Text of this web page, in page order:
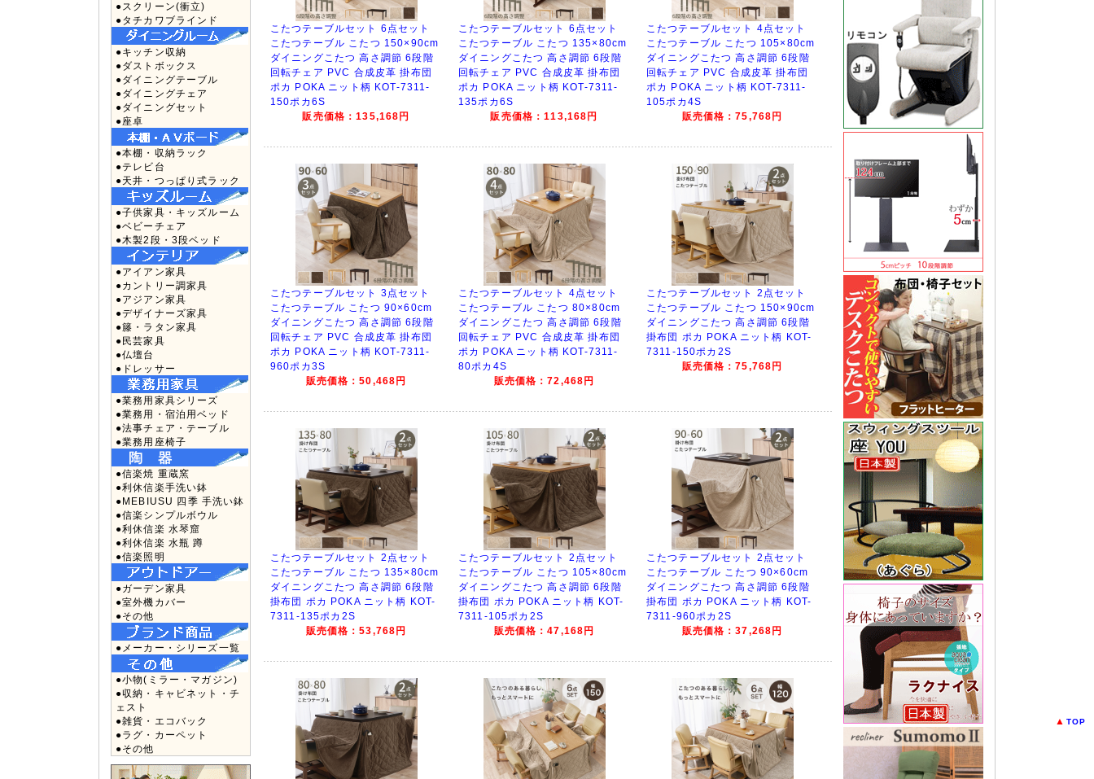
●スクリーン(衝立)
●タチカワブラインド
●キッチン収納
●ダストボックス
●ダイニングテーブル
●ダイニングチェア
●ダイニングセット
●座卓
●本棚・収納ラック
●テレビ台
●天井・つっぱり式ラック
●子供家具・キッズルーム
●ベビーチェア
●木製2段・3段ベッド
●アイアン家具
●カントリー調家具
●アジアン家具
●デザイナーズ家具
●籐・ラタン家具
●民芸家具
●仏壇台
●ドレッサー
●業務用家具シリーズ
●業務用・宿泊用ベッド
●法事チェア・テーブル
●業務用座椅子
●信楽焼 重蔵窯
●利休信楽手洗い鉢
●MEBIUSU 四季 手洗い鉢
●信楽シンプルボウル
●利休信楽 水琴窟
●利休信楽 水瓶 蹲
●信楽照明
●ガーデン家具
●室外機カバー
●その他
●メーカー・シリーズ一覧
●小物(ミラー・マガジン)
●収納・キャビネット・チ
ェスト
●雑貨・エコバック
●ラグ・カーペット
●その他
こたつテーブルセット 6点セット
こたつテーブル こたつ 150×90cm
ダイニングこたつ 高さ調節 6段階
回転チェア PVC 合成皮革 掛布団
ポカ POKA ニット柄 KOT-7311-
150ポカ6S
販売価格：135,168円
こたつテーブルセット 6点セット
こたつテーブル こたつ 135×80cm
ダイニングこたつ 高さ調節 6段階
回転チェア PVC 合成皮革 掛布団
ポカ POKA ニット柄 KOT-7311-
135ポカ6S
販売価格：113,168円
こたつテーブルセット 4点セット
こたつテーブル こたつ 105×80cm
ダイニングこたつ 高さ調節 6段階
回転チェア PVC 合成皮革 掛布団
ポカ POKA ニット柄 KOT-7311-
105ポカ4S
販売価格：75,768円
こたつテーブルセット 3点セット
こたつテーブル こたつ 90×60cm
ダイニングこたつ 高さ調節 6段階
回転チェア PVC 合成皮革 掛布団
ポカ POKA ニット柄 KOT-7311-
960ポカ3S
販売価格：50,468円
こたつテーブルセット 4点セット
こたつテーブル こたつ 80×80cm
ダイニングこたつ 高さ調節 6段階
回転チェア PVC 合成皮革 掛布団
ポカ POKA ニット柄 KOT-7311-
80ポカ4S
販売価格：72,468円
こたつテーブルセット 2点セット
こたつテーブル こたつ 150×90cm
ダイニングこたつ 高さ調節 6段階
掛布団 ポカ POKA ニット柄 KOT-
7311-150ポカ2S
販売価格：75,768円
こたつテーブルセット 2点セット
こたつテーブル こたつ 135×80cm
ダイニングこたつ 高さ調節 6段階
掛布団 ポカ POKA ニット柄 KOT-
7311-135ポカ2S
販売価格：53,768円
こたつテーブルセット 2点セット
こたつテーブル こたつ 105×80cm
ダイニングこたつ 高さ調節 6段階
掛布団 ポカ POKA ニット柄 KOT-
7311-105ポカ2S
販売価格：47,168円
こたつテーブルセット 2点セット
こたつテーブル こたつ 90×60cm
ダイニングこたつ 高さ調節 6段階
掛布団 ポカ POKA ニット柄 KOT-
7311-960ポカ2S
販売価格：37,268円
▲ TOP